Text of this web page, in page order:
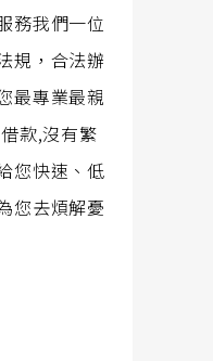
務我們一位
規，合法辦
最專業最親
款,沒有繁
您快速、低
您去煩解憂